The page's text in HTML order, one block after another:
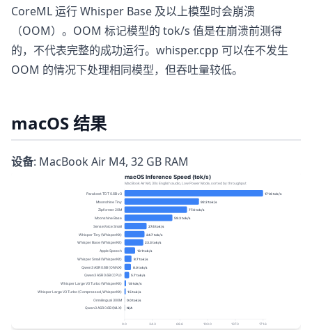
CoreML 运行 Whisper Base 及以上模型时会崩溃
（OOM）。OOM 标记模型的 tok/s 值是在崩溃前测得
的，不代表完整的成功运行。whisper.cpp 可以在不发生
OOM 的情况下处理相同模型，但吞吐量较低。
macOS 结果
设备: MacBook Air M4, 32 GB RAM